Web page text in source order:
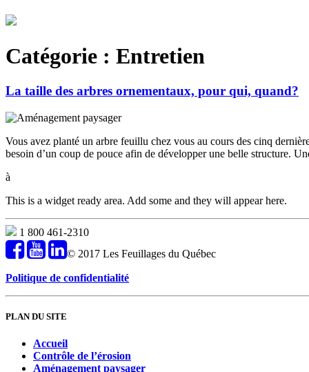
Catégorie : Entretien
La taille des arbres ornementaux, pour qui, quand?
Vous avez planté un arbre feuillu chez vous au cours des cinq
besoin d’un coup de pouce afin de développer une belle structure.
à
This is a widget ready area. Add some and they will appear here.
1 800 461-2310
© 2017 Les Feuillages du Québec
Politique de confidentialité
PLAN DU SITE
Accueil
Contrôle de l’érosion
Aménagement paysager